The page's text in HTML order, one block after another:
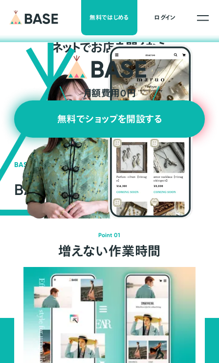
無料ではじめる ログイン
ネットでお店を開くなら
月額費用0円
無料でショップを開設する
BASEの強み
BASEが強い3つの理由
Point 01
増えない作業時間